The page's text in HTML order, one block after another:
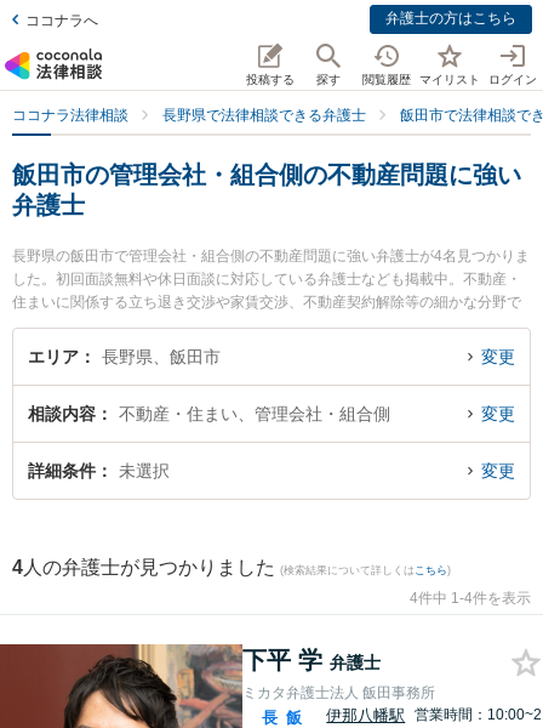
ココナラへ 弁護士の方はこちら
投稿する 探す 閲覧履歴 マイリスト ログイン
ココナラ法律相談 長野県で法律相談できる弁護士 飯田市で法律相談で
飯田市の管理会社・組合側の不動産問題に強い
弁護士
長野県の飯田市で管理会社・組合側の不動産問題に強い弁護士が4名見つかりま
した。初回面談無料や休日面談に対応している弁護士なども掲載中。不動産・
住まいに関係する立ち退き交渉や家賃交渉、不動産契約解除等の細かな分野で
の絞り込み検索もでき便利です。特にミカタ弁護士法人 飯田事務所の下平 学弁
護士やミカタ弁護士法人 飯田事務所の佐藤 遼平弁護士、ミカタ弁護士法人 飯
題のトラブルを今すぐに弁護士に相談したい』『管理会社・組合側の不動産問
題のトラブル解決の実績豊富な近くの弁護士を検索したい』『初回相談無料で
管理会社・組合側の不動産問題を法律相談できる飯田市内の弁護士に相談予約
エリア 長野県、飯田市 変更
相談内容 不動産・住まい、管理会社・組合側 変更
詳細条件 未選択 変更
4 人の弁護士が見つかりました (検索結果について詳しくは こちら)
4件中 1-4件を表示
下平 学 弁護士
ミカタ弁護士法人 飯田事務所
長 飯
伊那八幡駅
営業時間：10:00~2